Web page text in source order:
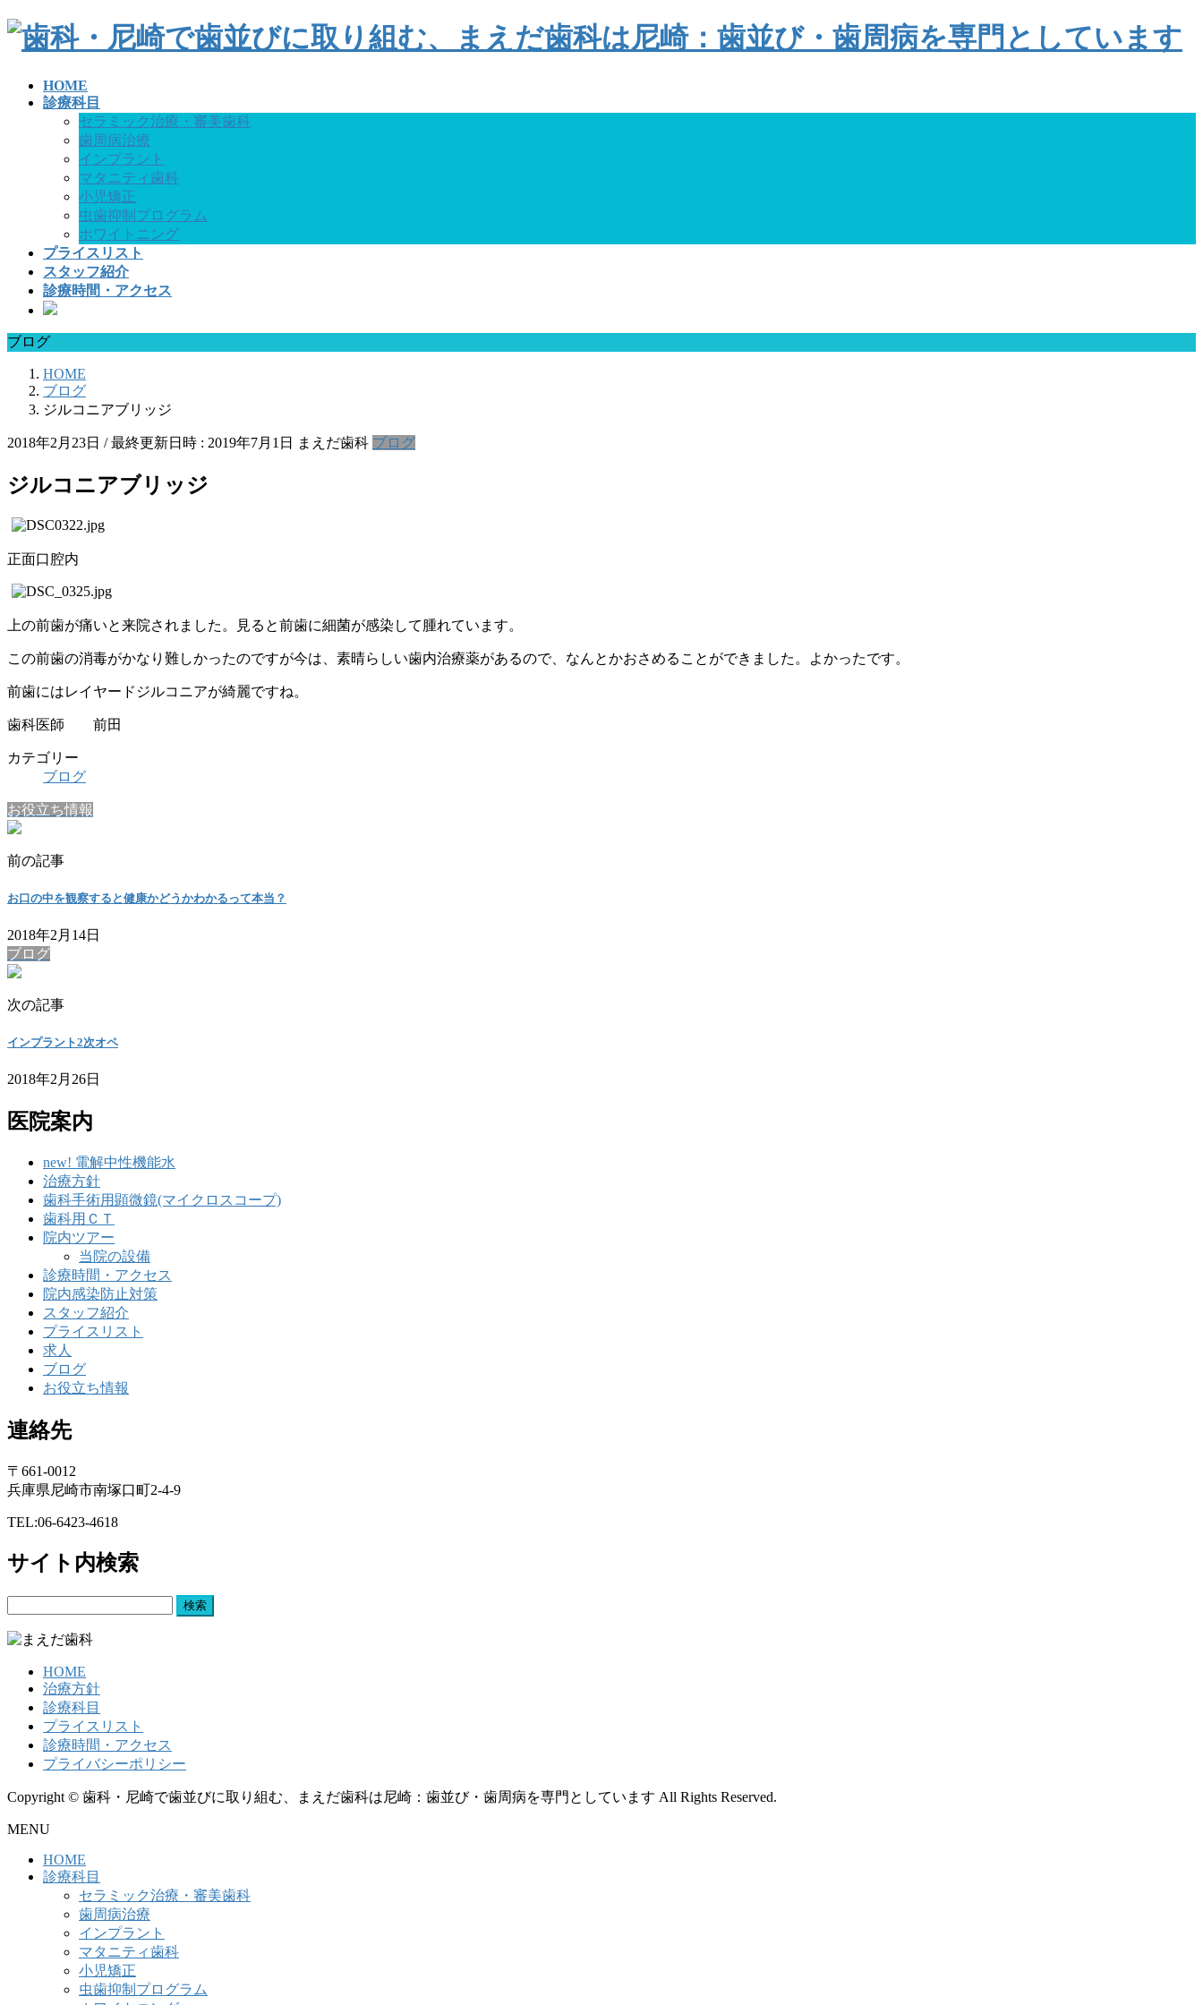
HOME
診療科目
セラミック治療・審美歯科
歯周病治療
インプラント
マタニティ歯科
小児矯正
虫歯抑制プログラム
ホワイトニング
プライスリスト
スタッフ紹介
診療時間・アクセス
ブログ
HOME
ブログ
ジルコニアブリッジ
2018年2月23日 / 最終更新日時 : 2019年7月1日 まえだ歯科 ブログ
ジルコニアブリッジ
正面口腔内
上の前歯が痛いと来院されました。見ると前歯に細菌が感染して腫れています。
この前歯の消毒がかなり難しかったのですが今は、素晴らしい歯内治療薬があるので、なんとかおさめることができました。よかったです。
前歯にはレイヤードジルコニアが綺麗ですね。
歯科医師 前田
カテゴリー
ブログ
お役立ち情報
前の記事
お口の中を観察すると健康かどうかわかるって本当？
2018年2月14日
ブログ
次の記事
インプラント2次オペ
2018年2月26日
医院案内
new! 電解中性機能水
治療方針
歯科手術用顕微鏡(マイクロスコープ)
歯科用ＣＴ
院内ツアー
当院の設備
診療時間・アクセス
院内感染防止対策
スタッフ紹介
プライスリスト
求人
ブログ
お役立ち情報
連絡先
〒661-0012
兵庫県尼崎市南塚口町2-4-9
TEL:06-6423-4618
サイト内検索
HOME
治療方針
診療科目
プライスリスト
診療時間・アクセス
プライバシーポリシー
Copyright © 歯科・尼崎で歯並びに取り組む、まえだ歯科は尼崎：歯並び・歯周病を専門としています All Rights Reserved.
MENU
HOME
診療科目
セラミック治療・審美歯科
歯周病治療
インプラント
マタニティ歯科
小児矯正
虫歯抑制プログラム